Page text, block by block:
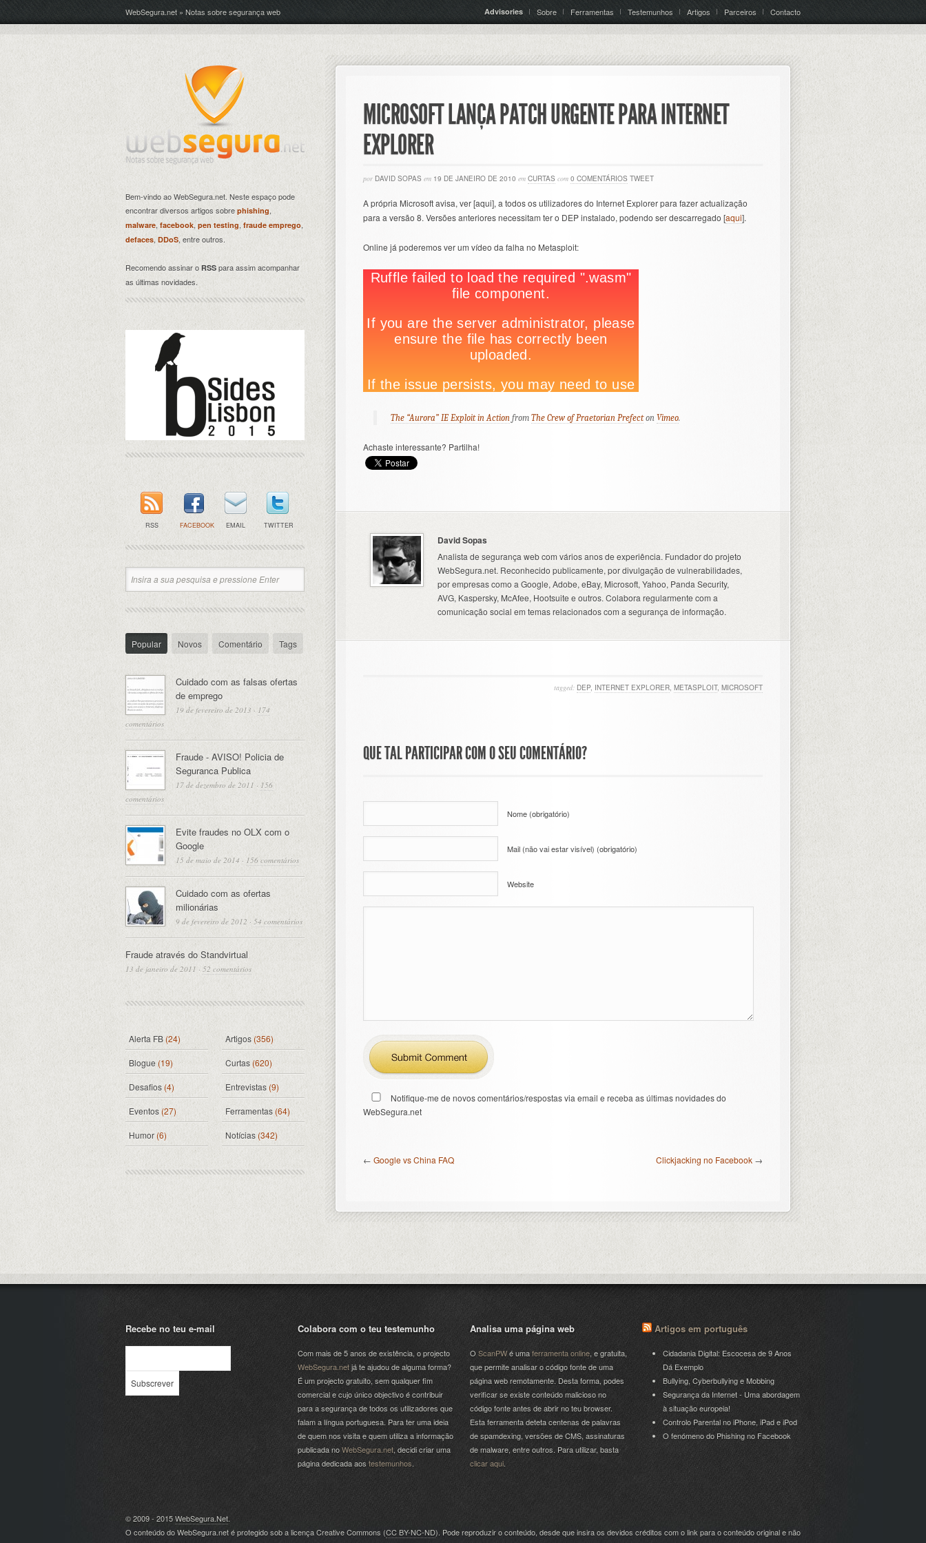
WebSegura.net » Notas sobre segurança web Advisories Sobre Ferramentas Testemunhos Artigos Parceiros Contacto
MICROSOFT LANÇA PATCH URGENTE PARA INTERNET
EXPLORER
por DAVID SOPAS em 19 DE JANEIRO DE 2010 em CURTAS com 0 COMENTÁRIOS TWEET
A própria Microsoft avisa, ver [aqui], a todos os utilizadores do Internet Explorer para fazer actualização
para a versão 8. Versões anteriores necessitam ter o DEP instalado, podendo ser descarregado [aqui].
Online já poderemos ver um vídeo da falha no Metasploit:
The “Aurora” IE Exploit in Action from The Crew of Praetorian Prefecton Vimeo.
Achaste interessante? Partilha!
David Sopas
Analista de segurança web com vários anos de experiência. Fundador do projeto
WebSegura.net. Reconhecido publicamente, por divulgação de vulnerabilidades,
por empresas como a Google, Adobe, eBay, Microsoft, Yahoo, Panda Security,
AVG, Kaspersky, McAfee, Hootsuite e outros. Colabora regularmente com a
comunicação social em temas relacionados com a segurança de informação.
tagged: DEP, INTERNET EXPLORER, METASPLOIT, MICROSOFT
QUE TAL PARTICIPAR COM O SEU COMENTÁRIO?
Nome (obrigatório)
Mail (não vai estar visível) (obrigatório)
Website
Notifique-me de novos comentários/respostas via email e receba as últimas novidades do
WebSegura.net
← Google vs China FAQ Clickjacking no Facebook →
Bem-vindo ao WebSegura.net. Neste espaço pode
encontrar diversos artigos sobre phishing,
malware, facebook, pen testing, fraude emprego,
defaces DDoS, entre outros.
Recomendo assinar o RSS para assim acompanhar
as últimas novidades.
RSS FACEBOOK EMAIL TWITTER
Popular Novos Comentário Tags
Cuidado com as falsas ofertas
de emprego
19 de fevereiro de 2013 · 174
comentários
Fraude - AVISO! Policia de
Seguranca Publica
17 de dezembro de 2011 · 156
comentários
Evite fraudes no OLX com o
Google
15 de maio de 2014 · 156 comentários
Cuidado com as ofertas
milionárias
9 de fevereiro de 2012 · 54 comentários
Fraude através do Standvirtual
13 de janeiro de 2011 · 52 comentários
Alerta FB(24) Artigos(356)
Blogue(19) Curtas (620)
Desafios (4) Entrevistas (9)
Eventos (27) Ferramentas(64)
Humor(6) Notícias (342)
Recebe no teu e-mail Colabora com o teu testemunho
Com mais de 5 anos de existência, o projecto
WebSegura.netjá te ajudou de alguma forma?
É um projecto gratuito, sem qualquer fim
comercial e cujo único objectivo é contribuir
para a segurança de todos os utilizadores que
falam a língua portuguesa. Para ter uma ideia
de quem nos visita e quem utiliza a informação
publicada noWebSegura.net , decidi criar uma
página dedicada aos testemunhos
Analisa uma página web
OScanPWé umaferramenta online, e gratuita,
que permite analisar o código fonte de uma
página web remotamente. Desta forma, podes
verificar se existe conteúdo malicioso no
código fonte antes de abrir no teu browser.
Esta ferramenta deteta centenas de palavras
de spamdexing, versões de CMS, assinaturas
de malware, entre outros. Para utilizar, basta
clicar aqui.
Artigos em português
Cidadania Digital: Escocesa de 9 Anos
Dá Exemplo
Bullying, Cyberbullying e Mobbing
Segurança da Internet - Uma abordagem
à situação europeia!
Controlo Parental no iPhone, iPad e iPod
O fenómeno do Phishing no Facebook
© 2009 - 2015WebSegura.Net.
O conteúdo do WebSegura.net é protegido sob a licença Creative Commons (CC BY-NC-ND). Pode reproduzir o conteúdo, desde que insira os devidos créditos com o link para o conteúdo original e não